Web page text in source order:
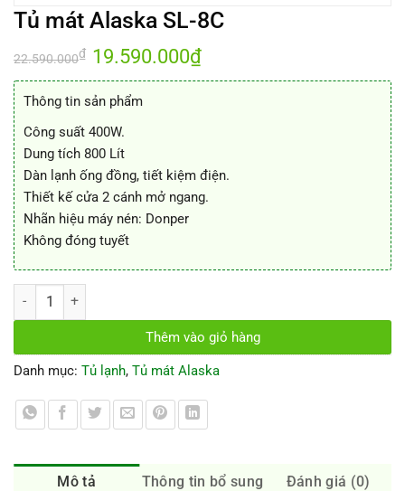
Tủ mát Alaska SL-8C
22.590.000₫ Giá
gốc
là:
19.590.000₫Giá
tại
Thông tin sản phẩm
Công suất 400W.
Dung tích 800 Lít
Dàn lạnh ống đồng, tiết kiệm điện.
Thiết kế cửa 2 cánh mở ngang.
Nhãn hiệu máy nén: Donper
Không đóng tuyết
Tủ mát Alaska SL-8C số lượng
Thêm vào giỏ hàng
Danh mục: Tủ lạnh, Tủ mát Alaska
Mô tả Thông tin bổ sung Đánh giá (0)